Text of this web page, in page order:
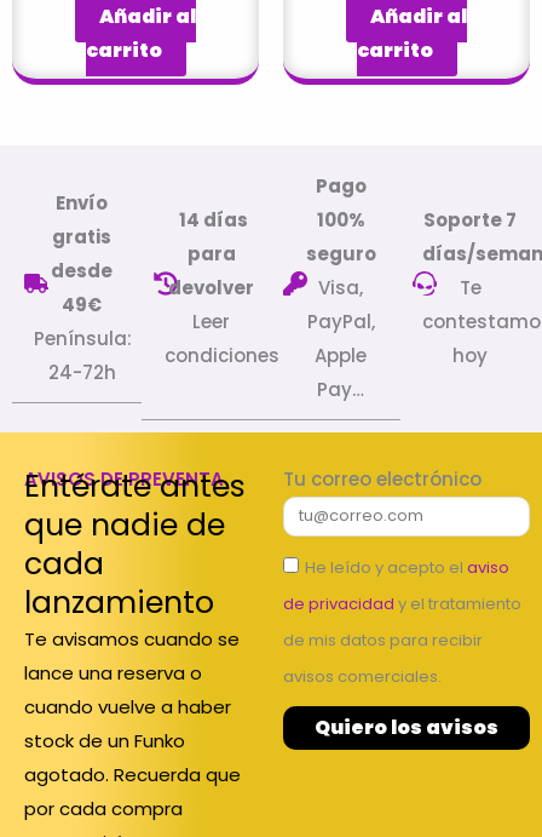
Añadir al
carrito
Añadir al
carrito
Envío
gratis
desde
49€
Península:
24-72h
14 días
para
devolver
Leer
condiciones
Pago
100%
seguro
Visa,
PayPal,
Apple
Pay…
Soporte 7
días/
Te
hoy
AVISOS DE PREVENTA
Entérate antes
que nadie de
cada
lanzamiento
Te avisamos cuando se
lance una reserva o
cuando vuelve a haber
stock de un Funko
agotado. Recuerda que
por cada compra
Tu correo electrónico
He leído y acepto el aviso
de privacidad y el tratamiento
de mis datos para recibir
avisos comerciales.
Quiero los avisos